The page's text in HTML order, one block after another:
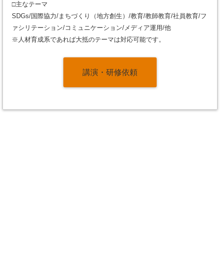
□主なテーマ
SDGs/国際協力/まちづくり（地方創生）/教育/教師教育/社員教育/フ
ァシリテーション/コミュニケーション/メディア運用/他
※人材育成系であれば大抵のテーマは対応可能です。
講演・研修依頼